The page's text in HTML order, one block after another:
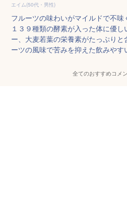
エイム(50代・男性)
フルーツの味わいがマイルドで不味
１３９種類の酵素が入った体に優
ー、大麦若葉の栄養素がたっぷり
ーツの風味で苦みを抑えた飲みやす
全てのおすすめコメ